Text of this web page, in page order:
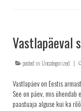
Vastlapäeval
posted in:Uncategorized |
Vastlapäev on Eestis
See on päev, mis
paastuaja alguse kui ka